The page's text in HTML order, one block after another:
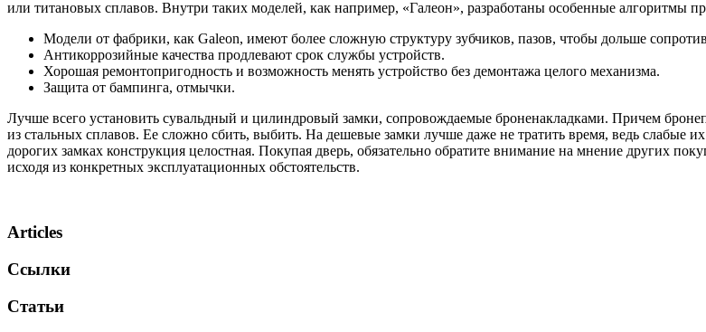
или титановых сплавов. Внутри таких моделей, как например, «Галеон», разработаны особенные алгоритмы
Модели от фабрики, как Galeon, имеют более сложную структуру зубчиков, пазов, чтобы дольше
Антикоррозийные качества продлевают срок службы устройств.
Хорошая ремонтопригодность и возможность менять устройство без демонтажа целого механизма.
Защита от бампинга, отмычки.
Лучше всего установить сувальдный и цилиндровый замки, сопровождаемые броненакладками. Причем
из стальных сплавов. Ее сложно сбить, выбить. На дешевые замки лучше даже не тратить время, ведь слабые
дорогих замках конструкция целостная. Покупая дверь, обязательно обратите внимание на мнение других
исходя из конкретных эксплуатационных обстоятельств.
Articles
Ссылки
Статьи